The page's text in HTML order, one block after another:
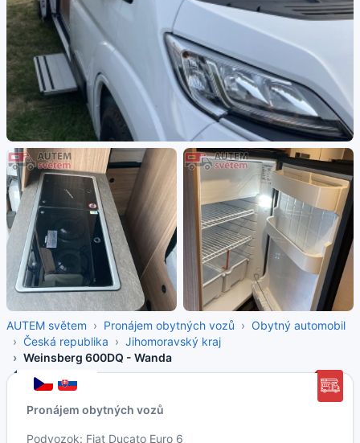
AUTEM světem Pronájem obytných vozů
Obytný automobil
Česká republika
Jihomoravský kraj
Weinsberg 600DQ - Wanda
Pronájem obytných vozů
Podvozok: Fiat Ducato Euro 6